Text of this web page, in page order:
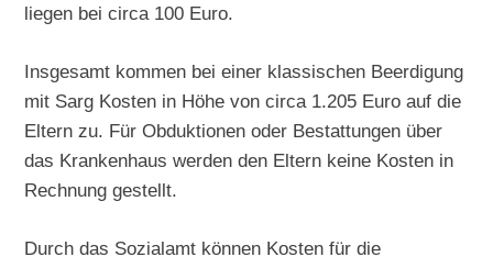
liegen bei circa 100 Euro.
Insgesamt kommen bei einer klassischen Beerdigung
mit Sarg Kosten in Höhe von circa 1.205 Euro auf die
Eltern zu. Für Obduktionen oder Bestattungen über
das Krankenhaus werden den Eltern keine Kosten in
Rechnung gestellt.
Durch das Sozialamt können Kosten für die